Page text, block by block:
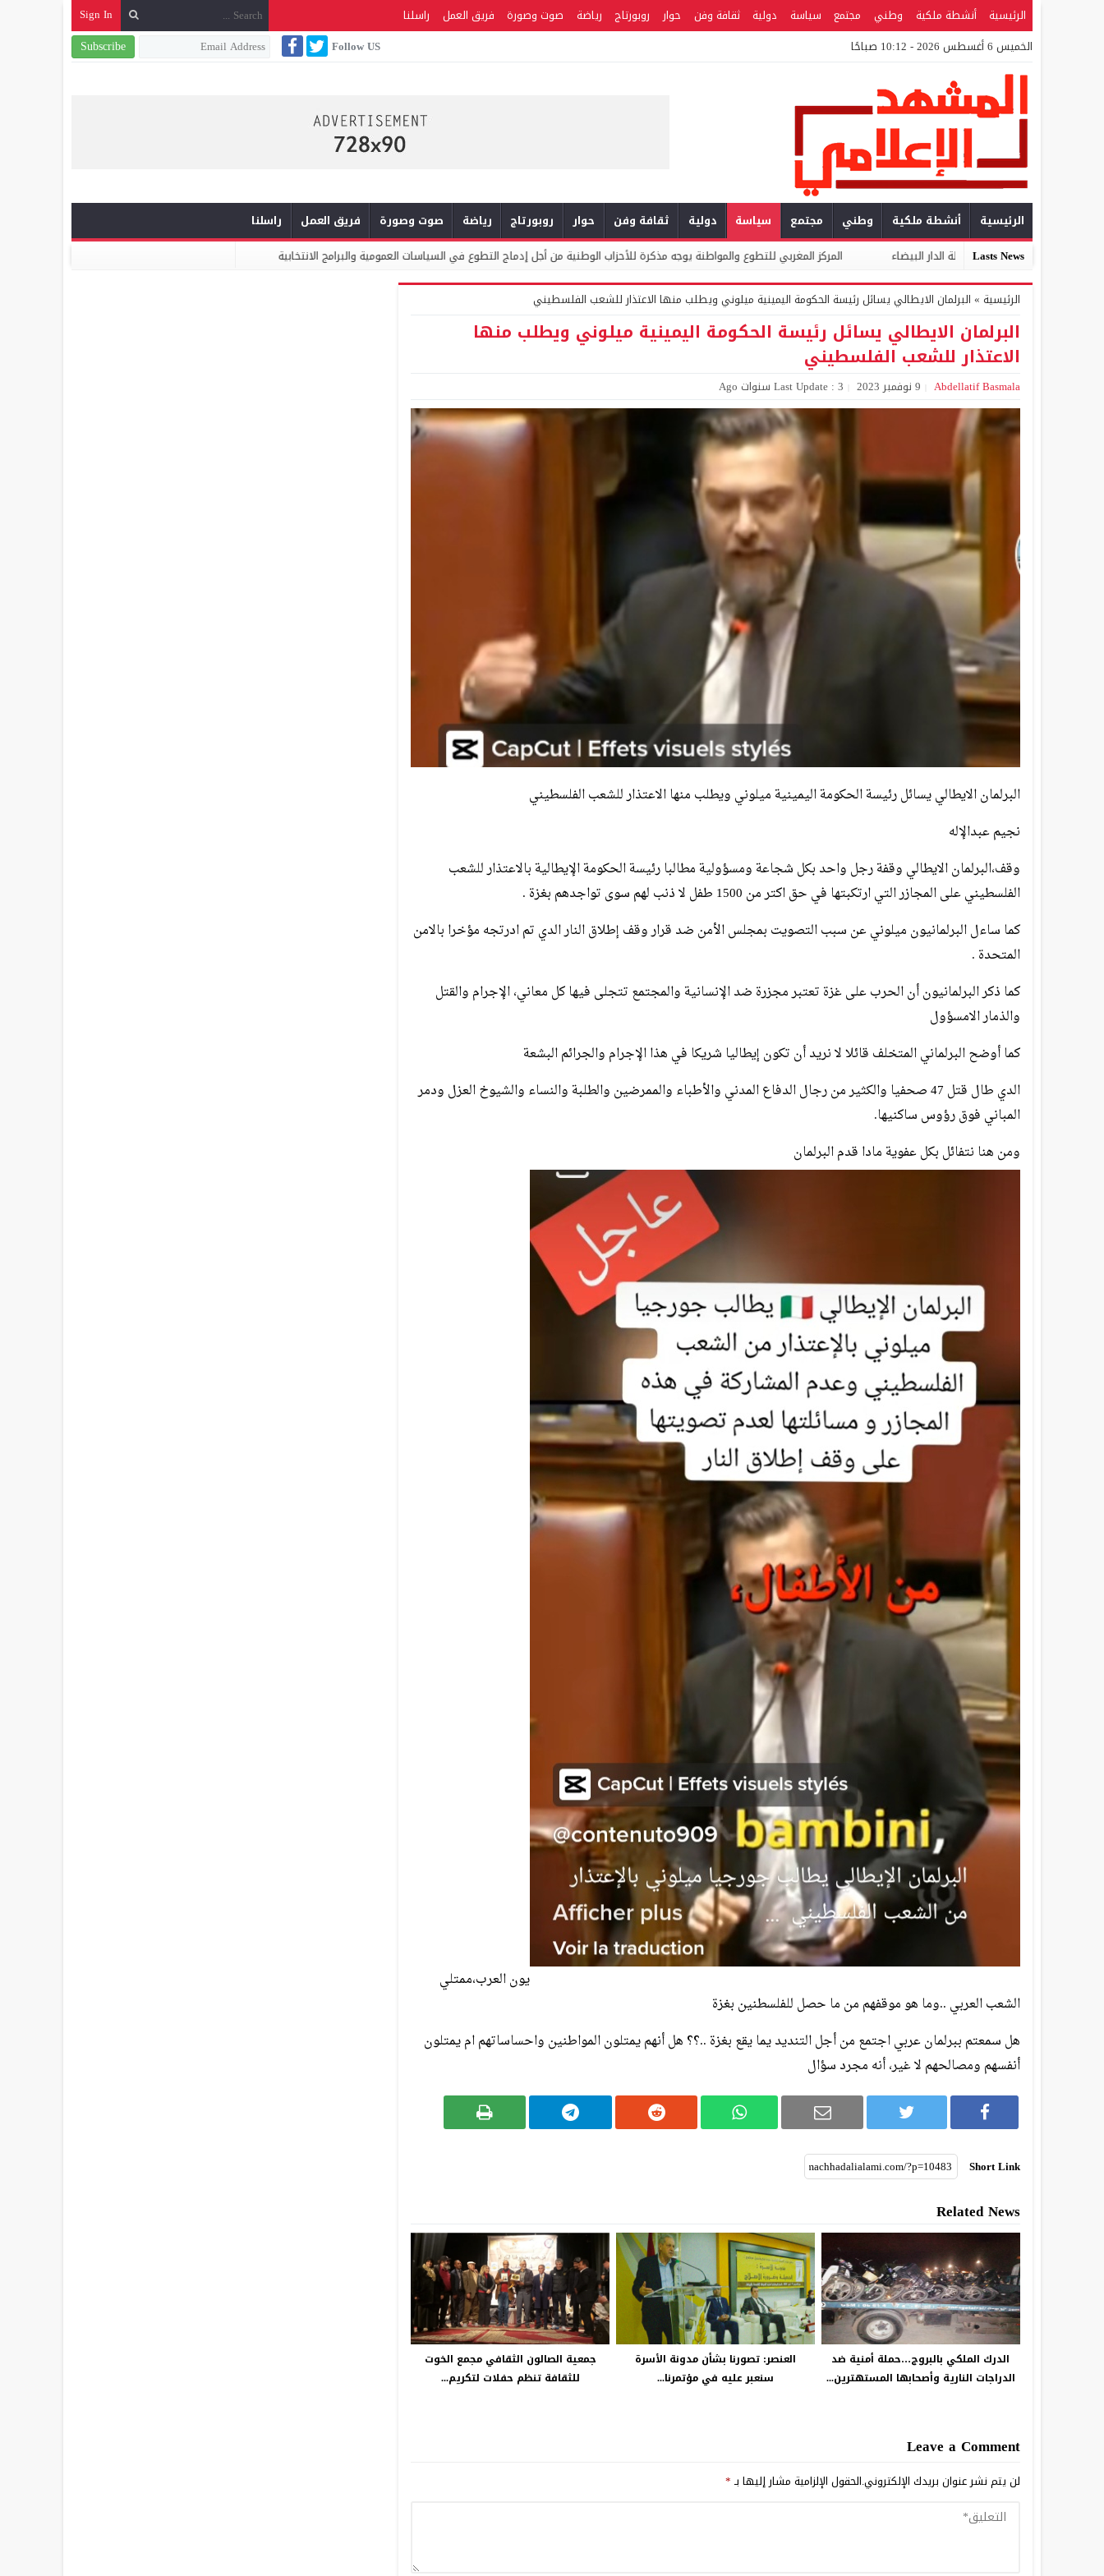
الرئيسية أنشطة ملكية وطني مجتمع سياسة دولية ثقافة وفن حوار روبورتاج رياضة صوت وصورة فريق العمل راسلنا
Sign In
الخميس 6 أغسطس 2026 - 10:12 صباحًا
Subscribe Follow US
الرئيسية أنشطة ملكية وطني مجتمع سياسة دولية ثقافة وفن حوار روبورتاج رياضة صوت وصورة فريق العمل
راسلنا
Lasts Newsالمركز المغربي للتطوع والمواطنة يوجه مذكرة للأحزاب الوطنية من أجل إدماج التطوع في السياسات العمومية والبرامج الانتخابية ميكومار: الابتكار والشراكة أساس الارتقاء بخدمات النظافة الحضرية
الرئيسية » البرلمان الايطالي يسائل رئيسة الحكومة اليمينية ميلوني ويطلب منها الاعتذار للشعب الفلسطيني
البرلمان الايطالي يسائل رئيسة الحكومة اليمينية ميلوني ويطلب منها
الاعتذار للشعب الفلسطيني
Abdellatif Basmala 9 نوفمبر 2023 Last Update : 3 سنوات Ago
البرلمان الايطالي يسائل رئيسة الحكومة اليمينية ميلوني ويطلب منها الاعتذار للشعب الفلسطيني
نجيم عبدالإله
وقف،البرلمان الايطالي وقفة رجل واحد بكل شجاعة ومسؤولية مطالبا رئيسة الحكومة الإيطالية بالاعتذار للشعب
الفلسطيني على المجازر التي ارتكبتها في حق اكتر من 1500 طفل لا ذنب لهم سوى تواجدهم بغزة .
كما ساءل البرلمانيون ميلوني عن سبب التصويت بمجلس الأمن ضد قرار وقف إطلاق النار الدي تم ادرتجه مؤخرا بالامن
المتحدة .
كما ذكر البرلمانيون أن الحرب على غزة تعتبر مجزرة ضد الإنسانية والمجتمع تتجلى فيها كل معاني، الإجرام والقتل
والذمار الامسؤول
كما أوضح البرلماني المتخلف قائلا لا نريد أن تكون إيطاليا شريكا في هذا الإجرام والجرائم البشعة
الدي طال قتل 47 صحفيا والكثير من رجال الدفاع المدني والأطباء والممرضين والطلبة والنساء والشيوخ العزل ودمر
المباني فوق رؤوس ساكنيها.
ومن هنا نتفائل بكل عفوية مادا قدم البرلمان
يون العرب،ممتلي
الشعب العربي ..وما هو موقفهم من ما حصل للفلسطنين بغزة
هل سمعتم ببرلمان عربي اجتمع من أجل التنديد يما يقع بغزة ..؟؟ هل أنهم يمتلون المواطنين واحساساتهم ام يمتلون
أنفسهم ومصالحهم لا غير، أنه مجرد سؤال
Short Link
Related News
الدرك الملكي بالبروج…حملة أمنية ضد
الدراجات النارية وأصحابها المستهترين...
العنصر: تصورنا بشأن مدونة الأسرة
سنعبر عليه في مؤتمرنا...
جمعية الصالون الثقافي مجمع الخوت
للثقافة تنظم حفلات لتكريم...
Leave a Comment
لن يتم نشر عنوان بريدك الإلكتروني.الحقول الإلزامية مشار إليها بـ*